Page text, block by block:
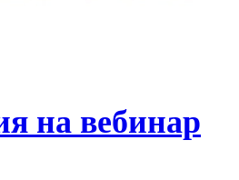
на вебинар